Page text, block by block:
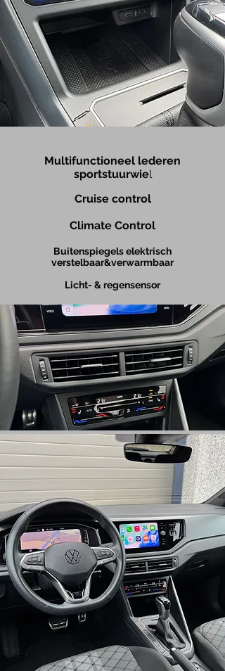
Multifunctioneel lederen
sportstuurwiel
Cruise control
Climate Control
Buitenspiegels elektrisch
verstelbaar&verwarmbaar
Licht- & regensensor